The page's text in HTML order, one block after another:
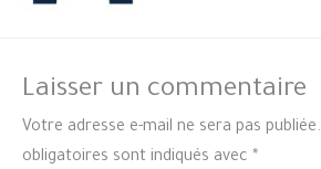
Laisser un commentaire
Votre adresse e-mail ne sera pas publiée.
obligatoires sont indiqués avec *